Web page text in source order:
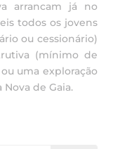
arrancam já no
todos os jovens
ou cessionário)
(mínimo de
uma exploração
de Gaia.